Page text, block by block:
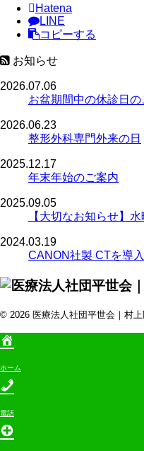
Hatena
LINE
コピーする
お知らせ
2026.07.06
お盆期間中の休診日の
2026.06.23
整形外科専門外来の日
2025.12.17
年末年始のご案内
2025.09.05
【大切なお知らせ】
2024.03.19
CANON社製 CTを導
© 2026 医療法人社団平世会｜村上
ホーム
電話